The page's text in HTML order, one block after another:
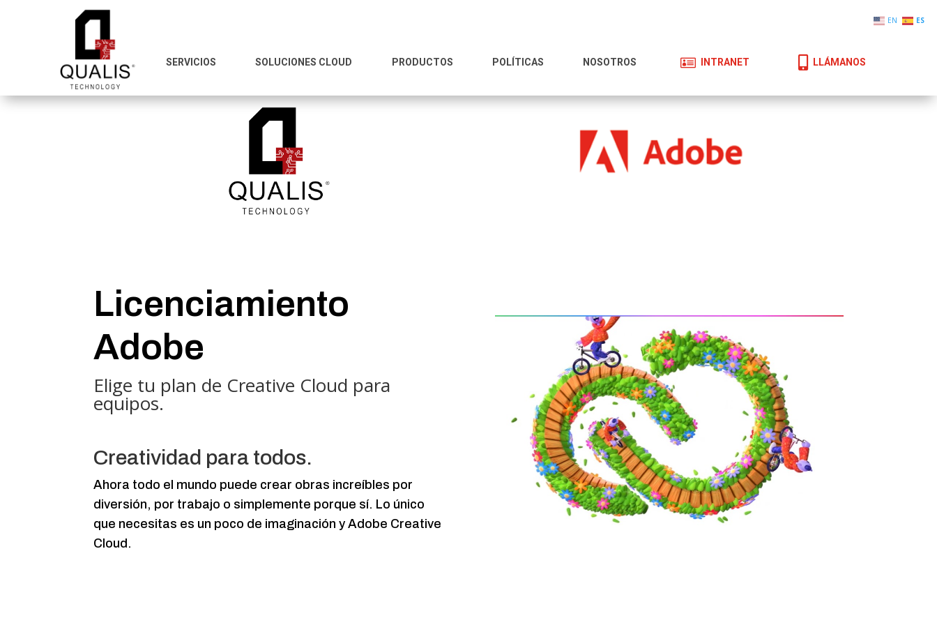
SERVICIOS SOLUCIONES CLOUD PRODUCTOS POLÍTICAS NOSOTROS  INTRANET LLÁMANOS
Licenciamiento
Adobe
Elige tu plan de Creative Cloud para
equipos.
Creatividad para todos.
Ahora todo el mundo puede crear obras increíbles por
diversión, por trabajo o simplemente porque sí. Lo único
que necesitas es un poco de imaginación y Adobe Creative
Cloud.
EN ES